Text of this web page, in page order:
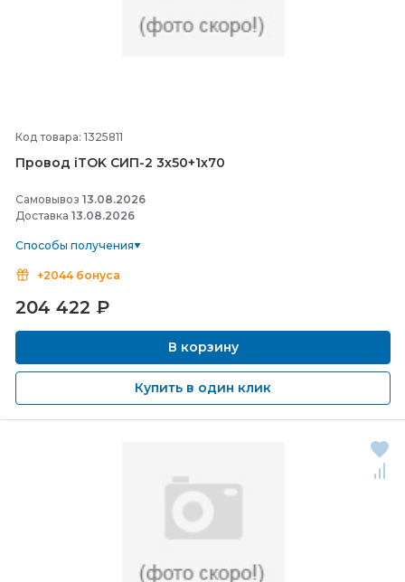
Код товара: 1325811
Провод iTOK СИП-2 3х50+1х70
Самовывоз 13.08.2026
Доставка 13.08.2026
Способы получения
+2044 бонуса
204 422 ₽
В корзину
Купить в один клик